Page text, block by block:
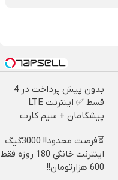
بدون پیش پرداخت در 4
قسط ✅ اینترنت LTE
پیشگامان + سیم کارت
⏳فرصت محدود!! 3000گیگ
اینترنت خانگی 180 روزه فقط
600 هزارتومان!!